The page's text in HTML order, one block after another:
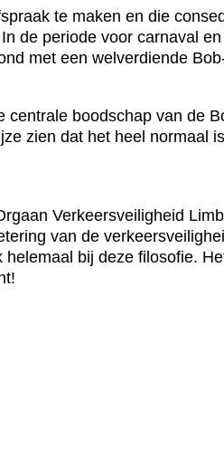
te maken en die
de periode voor carnaval
met een welverdiende
boodschap van de
zien dat het heel normaal
Verkeersveiligheid
van de
bij deze filosofie.